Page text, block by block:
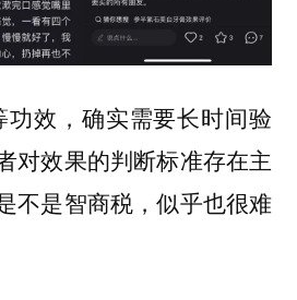
功效，确实需要长时间验
对效果的判断标准存在主
不是智商税，似乎也很难